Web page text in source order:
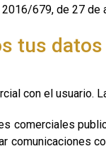
679, de 27 de
tus
con el
comerciales
comunicaciones